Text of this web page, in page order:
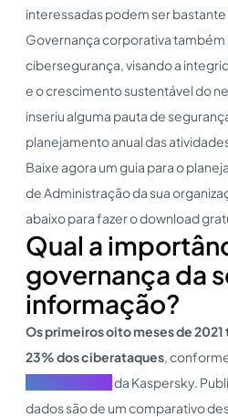
interessadas podem ser
Governança corporativa
cibersegurança, visando a
e o crescimento sustentável do
inseriu alguma pauta de
planejamento anual das
Baixe agora um guia para o
de Administração da sua
abaixo para fazer o download
Qual a
governança da
informação?
Os primeiros oito meses de
23% dos ciberataques,
da Kaspersky.
dados são de um comparativo